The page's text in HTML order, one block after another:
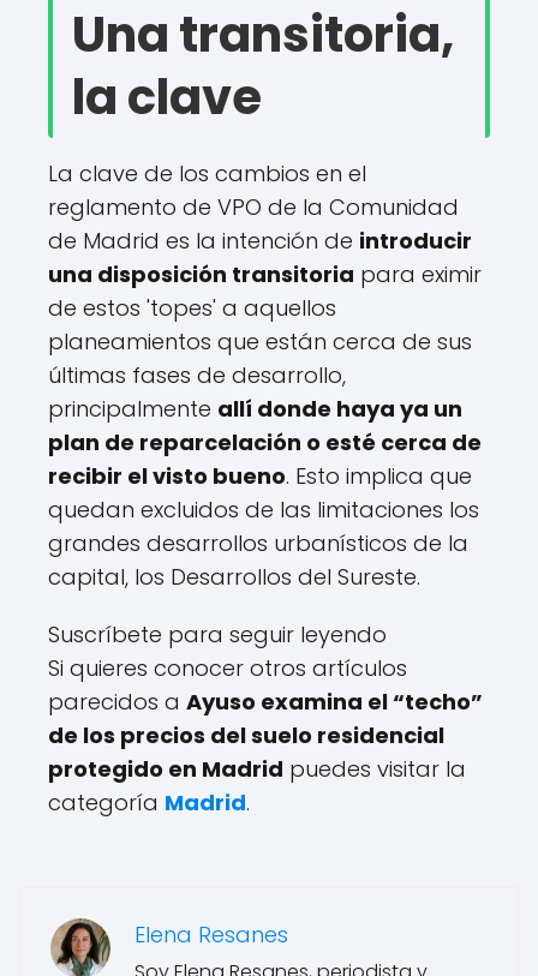
Una transitoria,
la clave
La clave de los cambios en el
reglamento de VPO de la Comunidad
de Madrid es la intención de introducir
una disposición transitoria para eximir
de estos 'topes' a aquellos
planeamientos que están cerca de sus
últimas fases de desarrollo,
principalmente allí donde haya ya un
plan de reparcelación o esté cerca de
recibir el visto bueno. Esto implica que
quedan excluidos de las limitaciones los
grandes desarrollos urbanísticos de la
capital, los Desarrollos del Sureste.
Suscríbete para seguir leyendo
Si quieres conocer otros artículos
parecidos a Ayuso examina el “techo”
de los precios del suelo residencial
protegido en Madrid puedes visitar la
categoría Madrid.
Elena Resanes